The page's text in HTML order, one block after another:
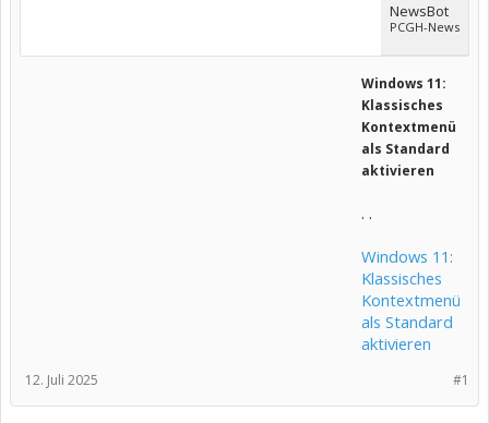
NewsBot
PCGH-News
Windows 11:
Klassisches
Kontextmenü
als Standard
aktivieren
. .
Windows 11:
Klassisches
Kontextmenü
als Standard
aktivieren
#1
12. Juli 2025